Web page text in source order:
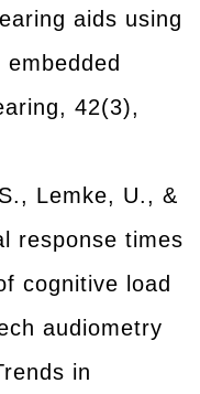
aids using
42(3),
Lemke, U., &
response times
cognitive load
audiometry
in